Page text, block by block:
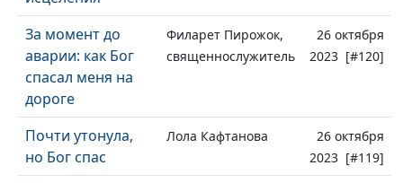
За момент до
аварии: как Бог
спасал меня на
дороге
Филарет Пирожок,
священнослужитель
26 октября
2023 [#120]
Почти утонула,
но Бог спас
Лола Кафтанова
26 октября
2023 [#119]